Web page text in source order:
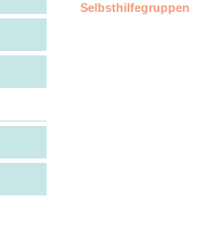
Selbsthilfegruppen